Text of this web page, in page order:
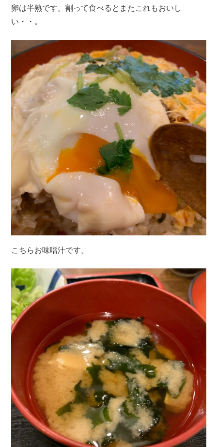
卵は半熟です。割って食べるとまたこれもおいし
い・・。
こちらお味噌汁です。